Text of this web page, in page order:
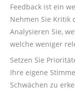
Feedback ist ein
Nehmen Sie Kritik
Analysieren Sie,
welche weniger
Setzen Sie
Ihre eigene
Schwächen zu